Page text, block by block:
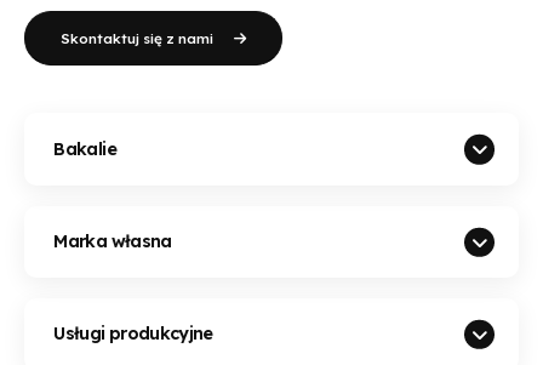
Skontaktuj się z nami
Bakalie
Marka własna
Usługi produkcyjne